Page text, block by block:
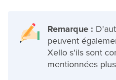
Remarque :
peuvent
Xello s'ils sont
mentionnées